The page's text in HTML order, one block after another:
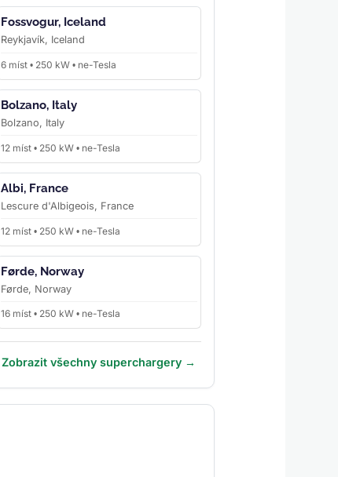
Fossvogur, Iceland
Reykjavík, Iceland
6 míst • 250 kW • ne-Tesla
Bolzano, Italy
Bolzano, Italy
12 míst • 250 kW • ne-Tesla
Albi, France
Lescure d'Albigeois, France
12 míst • 250 kW • ne-Tesla
Førde, Norway
Førde, Norway
16 míst • 250 kW • ne-Tesla
Zobrazit všechny superchargery →